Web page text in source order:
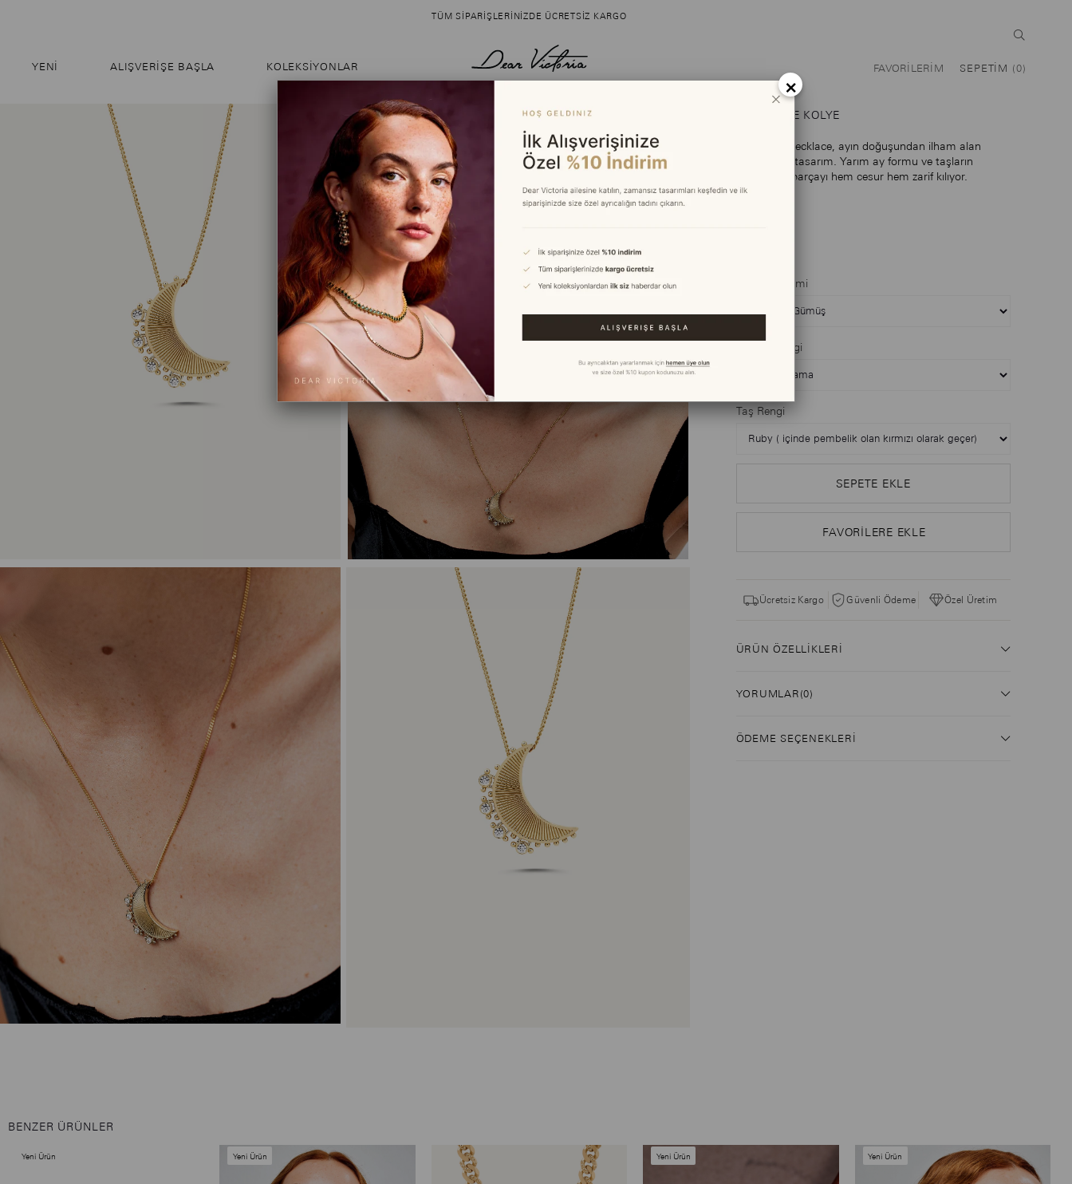
TÜM SIPARIŞLERINIZDE ÜCRETSIZ KARGO
YENI ALIŞVERIŞE BAŞLA KOLEKSİYONLAR SEPETIM 0
FAVORILERIM
MOONRISE KOLYE
Moonrise Necklace, ayın doğuşundan ilham alan
modern bir tasarım. Yarım ay formu ve taşların
parıltısı bu parçayı hem cesur hem zarif kılıyor.
Maden Seçimi
Maden Rengi
Taş Rengi
FAVORILERE EKLE
Ücretsiz Kargo Güvenli Ödeme Özel Üretim
ÜRÜN ÖZELLIKLERI
YORUMLAR (0)
ÖDEME SEÇENEKLERI
BENZER ÜRÜNLER
Yeni Ürün Yeni Ürün Yeni Ürün Yeni Ürün
×